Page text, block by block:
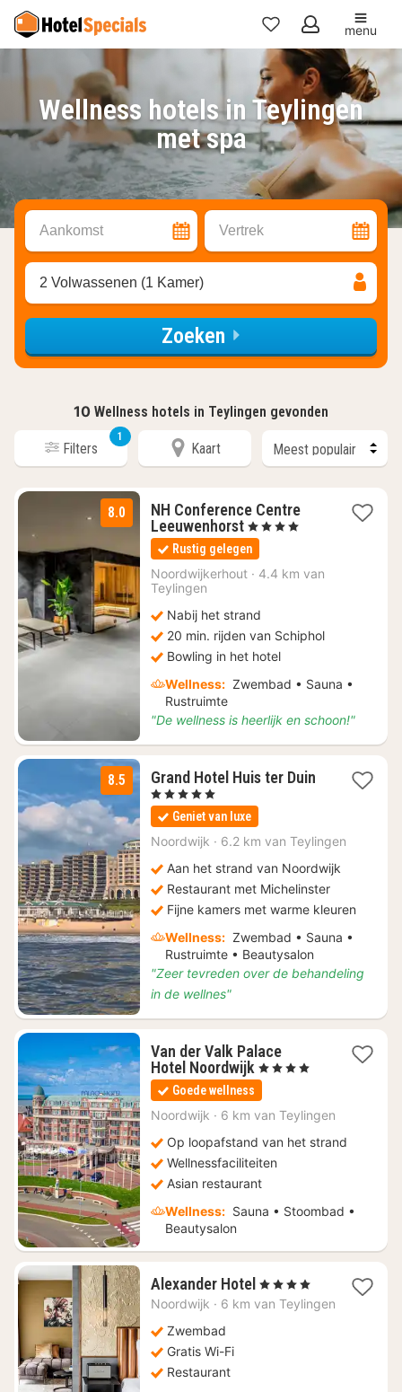
Mijn
favorieten
menu
Wellness hotels in Teylingen
met spa
Aankomst Vertrek
2 Volwassenen (1 Kamer)
Zoeken
10 Wellness hotels in Teylingen gevonden
Filters
1
Kaart
8.0
NH Conference Centre
Leeuwenhorst2
nachten
vanaf
€
, 4 Sterren
Rustig gelegen
Noordwijkerhout · 4.4 km van
Teylingen
Nabij het strand
20 min. rijden van Schiphol
Bowling in het hotel
Wellness: Zwembad • Sauna •
Rustruimte
"De wellness is heerlijk en schoon!"
8.5 Grand Hotel Huis ter Duin1
291,50
, 5 Sterren
Geniet van luxe
Noordwijk · 6.2 km van Teylingen
Aan het strand van Noordwijk
Restaurant met Michelinster
Fijne kamers met warme kleuren
Wellness: Zwembad • Sauna •
Rustruimte • Beautysalon
"Zeer tevreden over de behandeling
in de wellnes"
Van der Valk Palace
Hotel Noordwijk 1
nacht
vanaf
€
, 4 Sterren
Goede wellness
Noordwijk · 6 km van Teylingen
Op loopafstand van het strand
Wellnessfaciliteiten
Asian restaurant
Wellness: Sauna • Stoombad •
Beautysalon
Alexander Hotel 1
nacht
vanaf
, 4 Sterren
Noordwijk · 6 km van Teylingen
Zwembad
Gratis Wi-Fi
Restaurant